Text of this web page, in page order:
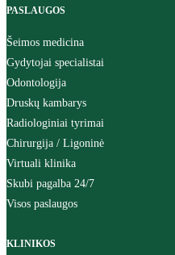
PASLAUGOS
Šeimos medicina
Gydytojai specialistai
Odontologija
Druskų kambarys
Radiologiniai tyrimai
Chirurgija / Ligoninė
Virtuali klinika
Skubi pagalba 24/7
Visos paslaugos
KLINIKOS